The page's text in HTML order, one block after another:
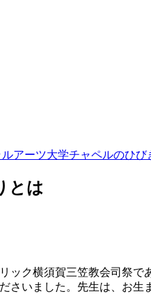
アーツ大学チャペルのひび
とは
ック横須賀三笠教会司祭
さいました。先生は、お